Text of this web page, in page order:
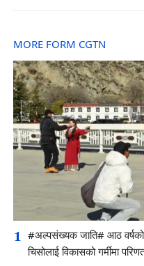
MORE FORM CGTN
1 #अल्पसंख्यक जाति# आठ वर्षको
चिसोलाई विकासको गर्मीमा